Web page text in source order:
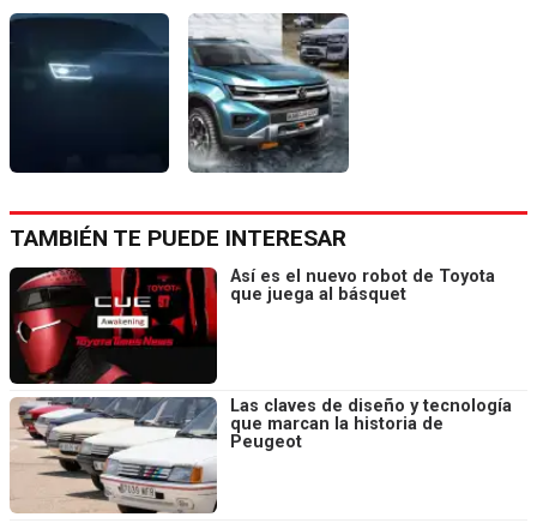
TAMBIÉN TE PUEDE INTERESAR
Así es el nuevo robot de Toyota
que juega al básquet
Las claves de diseño y tecnología
que marcan la historia de
Peugeot